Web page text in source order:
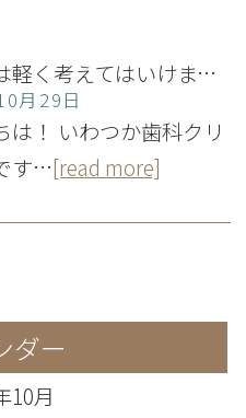
歯周病は軽く考えてはいけません
月29日
は！ いわつか歯科クリ
す…[read more]
ダー
10月